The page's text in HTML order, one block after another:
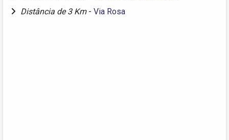
Distância de 3 Km - Via Rosa